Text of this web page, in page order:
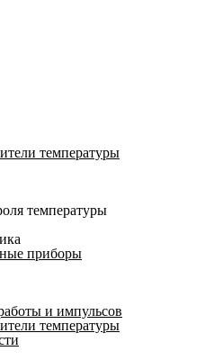
температуры
температуры
приборы
и импульсов
температуры